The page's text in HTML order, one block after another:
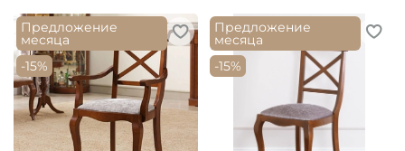
Предложение
месяца
-15%
Предложение
месяца
-15%